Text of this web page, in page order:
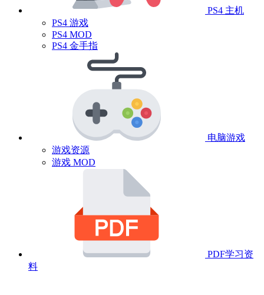
PS4 主机
PS4 游戏
PS4 MOD
PS4 金手指
电脑游戏
游戏资源
游戏 MOD
PDF学习资
料